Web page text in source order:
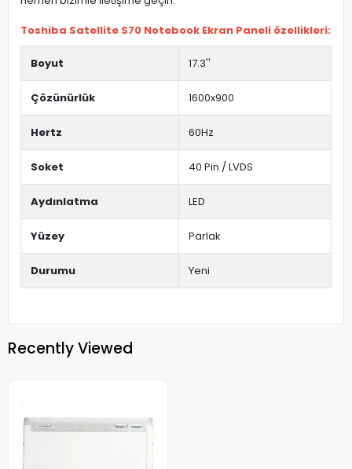
Toshiba Satellite S70 Notebook Ekran Paneli özellikleri:
Boyut 17.3''
Çözünürlük 1600x900
Hertz 60Hz
Soket 40 Pin / LVDS
Aydınlatma LED
Yüzey Parlak
Durumu Yeni
Recently Viewed